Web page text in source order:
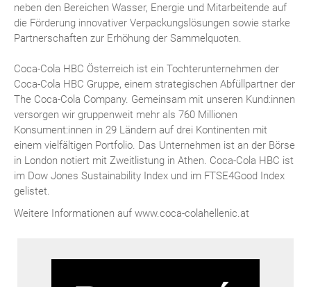
neben den Bereichen Wasser, Energie und Mitarbeitende auf
die Förderung innovativer Verpackungslösungen sowie starke
Partnerschaften zur Erhöhung der Sammelquoten.
Coca-Cola HBC Österreich ist ein Tochterunternehmen der
Coca-Cola HBC Gruppe, einem strategischen Abfüllpartner der
The Coca-Cola Company. Gemeinsam mit unseren Kund:innen
versorgen wir gruppenweit mehr als 760 Millionen
Konsument:innen in 29 Ländern auf drei Kontinenten mit
einem vielfältigen Portfolio. Das Unternehmen ist an der Börse
in London notiert mit Zweitlistung in Athen. Coca-Cola HBC ist
im Dow Jones Sustainability Index und im FTSE4Good Index
gelistet.
Weitere Informationen auf www.coca-colahellenic.at